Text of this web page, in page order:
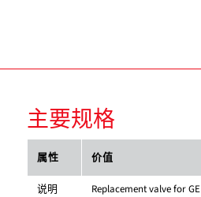
主要规格
属性 价值
说明
Replacement valve for GE